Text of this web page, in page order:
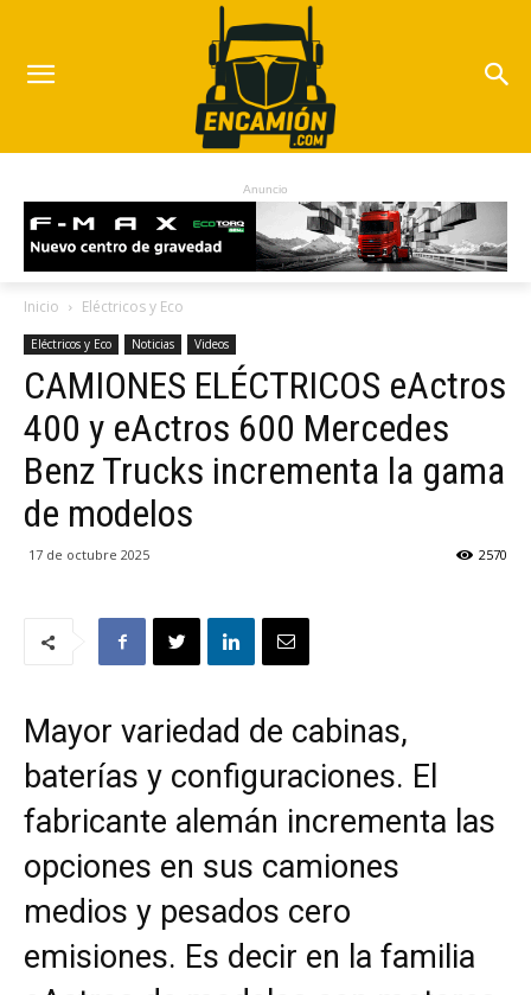
Anuncio
Inicio Eléctricos y Eco
Eléctricos y Eco Noticias Videos
CAMIONES ELÉCTRICOS eActros
400 y eActros 600 Mercedes
Benz Trucks incrementa la gama
de modelos
17 de octubre 2025 2570
Mayor variedad de cabinas,
baterías y configuraciones. El
fabricante alemán incrementa las
opciones en sus camiones
medios y pesados cero
emisiones. Es decir en la familia